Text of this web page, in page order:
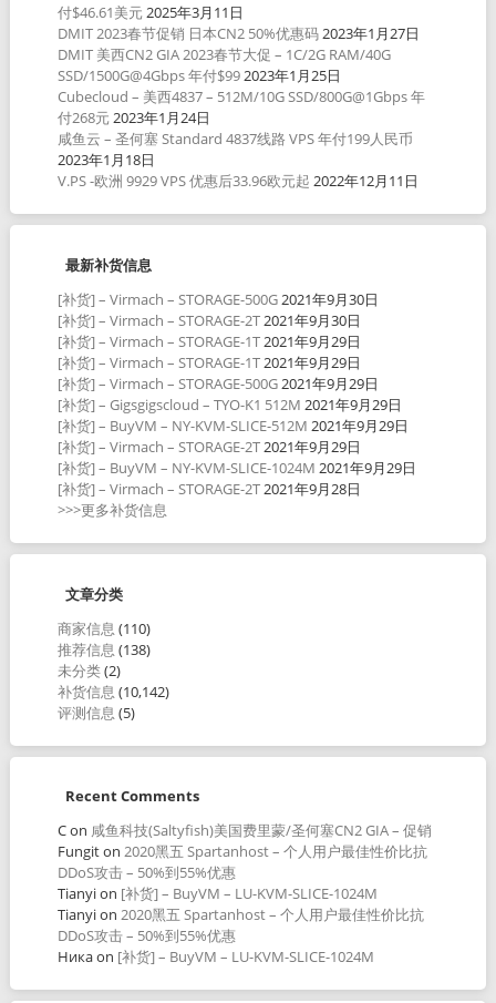
付$46.61美元2025年3月11日
DMIT 2023春节促销 日本CN2 50%优惠码2023年1月27日
DMIT 美西CN2 GIA 2023春节大促 – 1C/2G RAM/40G
SSD/1500G@4Gbps 年付$992023年1月25日
Cubecloud – 美西4837 – 512M/10G SSD/800G@1Gbps 年
付268元2023年1月24日
咸鱼云 – 圣何塞 Standard 4837线路 VPS 年付199人民币
2023年1月18日
V.PS -欧洲 9929 VPS 优惠后33.96欧元起 2022年12月11日
最新补货信息
[补货] – Virmach – STORAGE-500G2021年9月30日
[补货] – Virmach – STORAGE-2T2021年9月30日
[补货] – Virmach – STORAGE-1T2021年9月29日
[补货] – Virmach – STORAGE-1T2021年9月29日
[补货] – Virmach – STORAGE-500G2021年9月29日
[补货] – Gigsgigscloud – TYO-K1 512M 2021年9月29日
[补货] – BuyVM – NY-KVM-SLICE-512M 2021年9月29日
[补货] – Virmach – STORAGE-2T2021年9月29日
[补货] – BuyVM – NY-KVM-SLICE-1024M 2021年9月29日
[补货] – Virmach – STORAGE-2T2021年9月28日
>>>更多补货信息
文章分类
商家信息 (110)
推荐信息 (138)
未分类(2)
补货信息 (10,142)
评测信息 (5)
Recent Comments
Con 咸鱼科技(Saltyfish)美国费里蒙/圣何塞CN2 GIA – 促销
Fungiton 2020黑五 Spartanhost – 个人用户最佳性价比抗
DDoS攻击 – 50%到55%优惠
Tianyion [补货] – BuyVM – LU-KVM-SLICE-1024M
Tianyion 2020黑五 Spartanhost – 个人用户最佳性价比抗
DDoS攻击 – 50%到55%优惠
Никаon [补货] – BuyVM – LU-KVM-SLICE-1024M